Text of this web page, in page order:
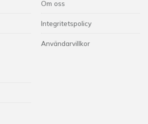
Om oss
Integritetspolicy
Användarvillkor